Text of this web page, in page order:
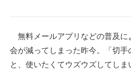
無料メールアプリなどの普及に
会が減ってしまった昨今。「切手
と、使いたくてウズウズしてしま